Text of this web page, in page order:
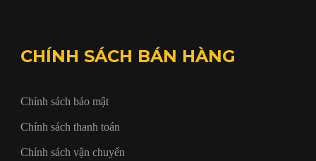
CHÍNH SÁCH BÁN HÀNG
Chính sách bảo mật
Chính sách thanh toán
Chính sách vận chuyển